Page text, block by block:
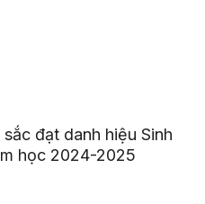
đạt danh hiệu Sinh
học 2024-2025